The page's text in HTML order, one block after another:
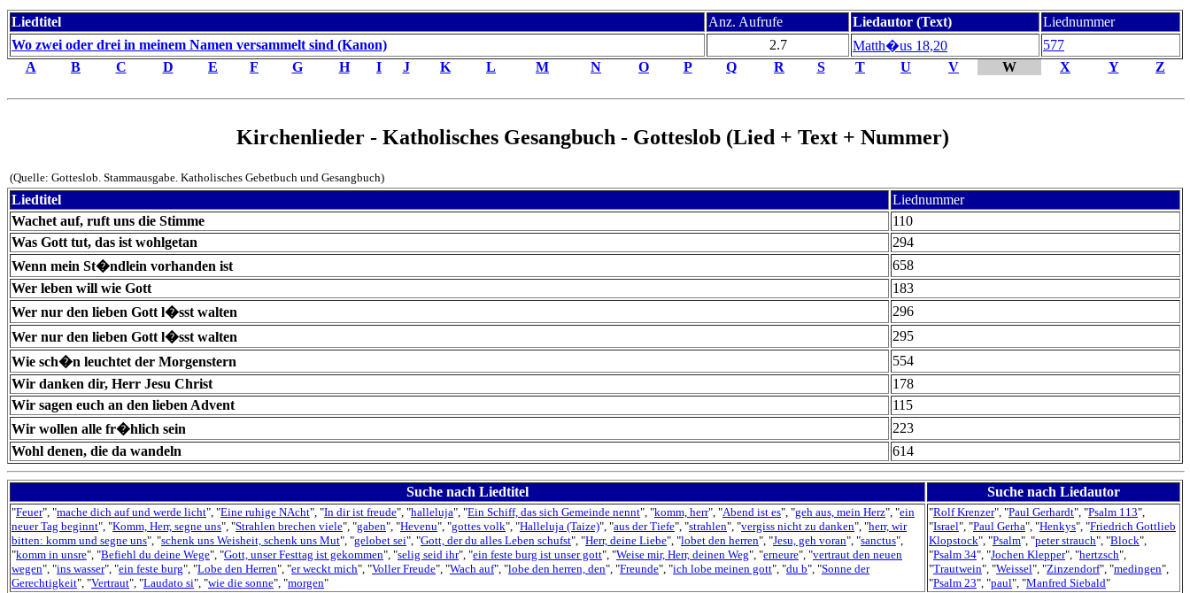
Liedtitel Anz. Aufrufe Liedautor (Text)
Liednummer
Wo zwei oder drei in meinem Namen versammelt sind (Kanon)
2.7 Matth�us 18,20
577
A
B C D E F G H I J K L M N O P Q R S T U V W X Y Z
Kirchenlieder - Katholisches Gesangbuch - Gotteslob (Lied + Text + Nummer)
(Quelle: Gotteslob. Stammausgabe. Katholisches Gebetbuch und Gesangbuch)
Liedtitel
Liednummer
Wachet auf, ruft uns die Stimme
110
Was Gott tut, das ist wohlgetan
294
Wenn mein St�ndlein vorhanden ist
658
Wer leben will wie Gott
183
Wer nur den lieben Gott l�sst walten
296
Wer nur den lieben Gott l�sst walten
295
Wie sch�n leuchtet der Morgenstern
554
Wir danken dir, Herr Jesu Christ
178
Wir sagen euch an den lieben Advent
115
Wir wollen alle fr�hlich sein
223
Wohl denen, die da wandeln
614
Suche nach Liedtitel Suche nach Liedautor
"Feuer", "mache dich auf und werde licht", "Eine ruhige NAcht", "In dir ist freude", "halleluja", "Ein Schiff, das sich Gemeinde nennt", "komm, herr", "Abend ist es", "geh aus, mein Herz", "ein
neuer Tag beginnt", "Komm, Herr, segne uns", "Strahlen brechen viele", "gaben", "Hevenu", "gottes volk", "Halleluja (Taize)", "aus der Tiefe", "strahlen", "vergiss nicht zu danken", "herr, wir
bitten: komm und segne uns", "schenk uns Weisheit, schenk uns Mut", "gelobet sei", "Gott, der du alles Leben schufst", "Herr, deine Liebe", "lobet den herren", "Jesu, geh voran", "sanctus",
"komm in unsre", "Befiehl du deine Wege", "Gott, unser Festtag ist gekommen", "selig seid ihr", "ein feste burg ist unser gott", "Weise mir, Herr, deinen Weg", "erneure", "vertraut den neuen
wegen", "ins wasser", "ein feste burg", "Lobe den Herren", "er weckt mich", "Voller Freude", "Wach auf", "lobe den herren, den", "Freunde", "ich lobe meinen gott", "du b", "Sonne der
Gerechtigkeit", "Vertraut", "Laudato si", "wie die sonne", "morgen"
"Rolf Krenzer", "Paul Gerhardt", "Psalm 113",
"Israel", "Paul Gerha", "Henkys", "Friedrich Gottlieb
Klopstock", "Psalm", "peter strauch", "Block",
"Psalm 34", "Jochen Klepper", "hertzsch",
"Trautwein", "Weissel", "Zinzendorf", "medingen",
"Psalm 23", "paul", "Manfred Siebald"